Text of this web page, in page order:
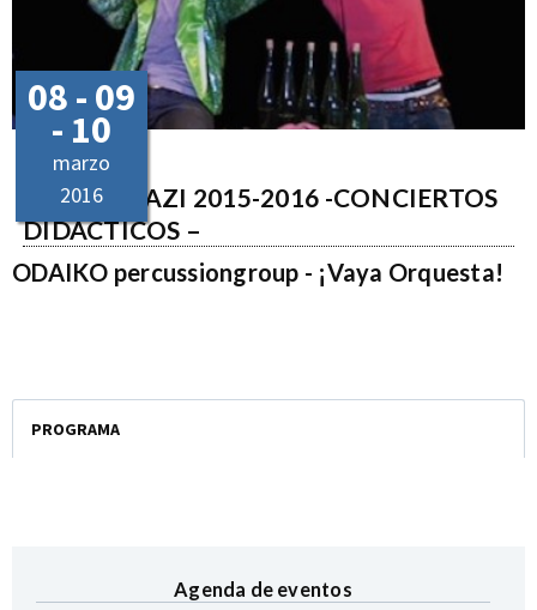
MUSIKAHAZI 2015-2016 -CONCIERTOS
DIDÁCTICOS –
ODAIKO percussiongroup - ¡Vaya Orquesta!
08 - 09
- 10
marzo
2016
PROGRAMA
Agenda de eventos